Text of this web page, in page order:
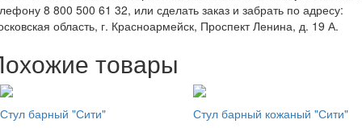
8 800 500 61 32, или сделать заказ и забрать по адресу:
область, г. Красноармейск, Проспект Ленина, д. 19 А.
товары
Стул барный "Сити"
Стул барный кожаный "Сити"